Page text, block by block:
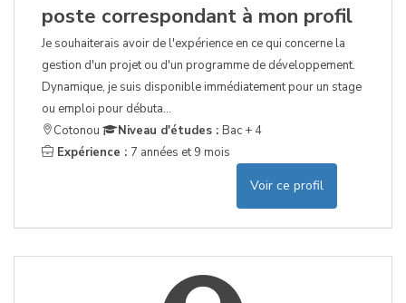
poste correspondant à mon profil
Je souhaiterais avoir de l'expérience en ce qui concerne la
gestion d'un projet ou d'un programme de développement.
Dynamique, je suis disponible immédiatement pour un stage
ou emploi pour débuta...
Cotonou
Niveau d'études : Bac + 4
Expérience : 7 années et 9 mois
Voir ce profil